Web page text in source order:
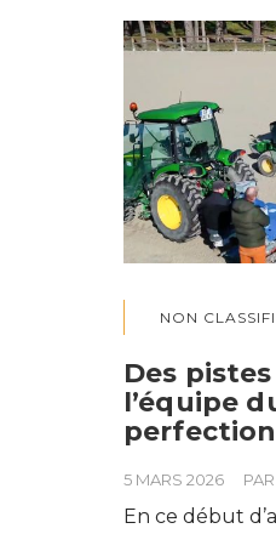
NON
Des
l’équipe
5 MARS 2026 PAR
En ce début